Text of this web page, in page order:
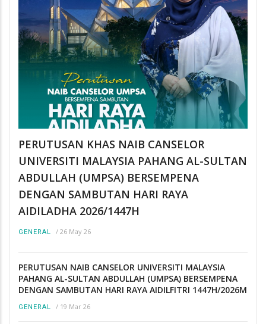
PERUTUSAN KHAS NAIB CANSELOR
UNIVERSITI MALAYSIA PAHANG AL-SULTAN
ABDULLAH (UMPSA) BERSEMPENA
DENGAN SAMBUTAN HARI RAYA
AIDILADHA 2026/1447H
GENERAL / 26 May 26
PERUTUSAN NAIB CANSELOR UNIVERSITI MALAYSIA
PAHANG AL-SULTAN ABDULLAH (UMPSA) BERSEMPENA
DENGAN SAMBUTAN HARI RAYA AIDILFITRI 1447H/2026M
GENERAL / 19 Mar 26